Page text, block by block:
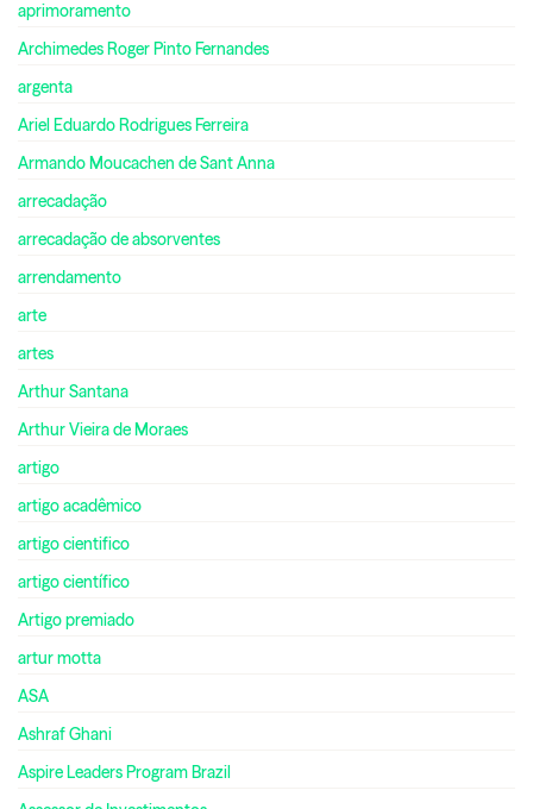
aprimoramento
Archimedes Roger Pinto Fernandes
argenta
Ariel Eduardo Rodrigues Ferreira
Armando Moucachen de Sant Anna
arrecadação
arrecadação de absorventes
arrendamento
arte
artes
Arthur Santana
Arthur Vieira de Moraes
artigo
artigo acadêmico
artigo cientifico
artigo científico
Artigo premiado
artur motta
ASA
Ashraf Ghani
Aspire Leaders Program Brazil